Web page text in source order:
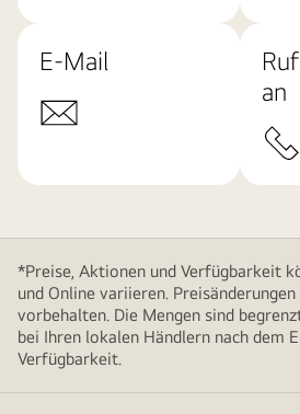
E-Mail
an
*Preise, Aktionen und Verfügbarkeit
und Online variieren.
vorbehalten. Die Mengen sind
bei Ihren lokalen Händlern nach dem
Verfügbarkeit.